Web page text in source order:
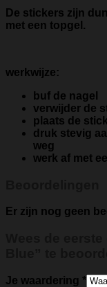
De stickers zijn
met een topgel.
werkwijze:
buf de nagel
verwijder de
plaats de
druk stevig
weg
werk af met
Er zijn nog geen
Je waardering *